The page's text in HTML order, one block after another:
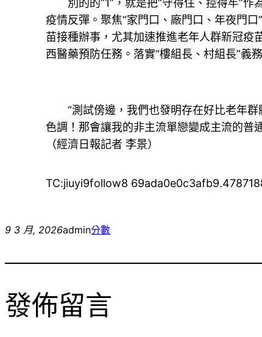
別的的“1”，就是把“守得住、控得牢”作
疫情反彈。聚焦“家門口、廠門口、年夜門
苗接種辦事，尤其加速推進老年人群新冠疫
西醫藥預防任務。落實“樓組長、村組長”義
“測試傍邊，我們也發明存在好比老年群
色調！那會讓我的非主流單戀變成主流的普
（經濟日報記者 李景）
TC:jiuyi9follow8
9 3 月, 2026admin分數
發佈留言